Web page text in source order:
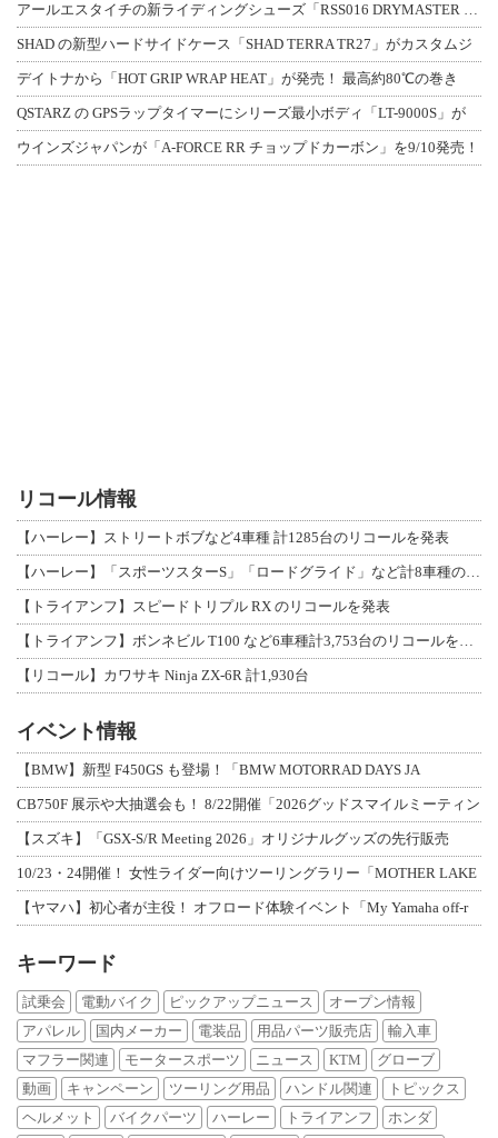
アールエスタイチの新ライディングシューズ「RSS016 DRYMASTER スト
SHAD の新型ハードサイドケース「SHAD TERRA TR27」がカスタムジ
デイトナから「HOT GRIP WRAP HEAT」が発売！ 最高約80℃の巻き
QSTARZ の GPSラップタイマーにシリーズ最小ボディ「LT-9000S」が
ウインズジャパンが「A-FORCE RR チョップドカーボン」を9/10発売！
リコール情報
【ハーレー】ストリートボブなど4車種 計1285台のリコールを発表
【ハーレー】「スポーツスターS」「ロードグライド」など計8車種のリコールを発表
【トライアンフ】スピードトリプル RX のリコールを発表
【トライアンフ】ボンネビル T100 など6車種計3,753台のリコールを発表
【リコール】カワサキ Ninja ZX-6R 計1,930台
イベント情報
【BMW】新型 F450GS も登場！「BMW MOTORRAD DAYS JA
CB750F 展示や大抽選会も！ 8/22開催「2026グッドスマイルミーティン
【スズキ】「GSX-S/R Meeting 2026」オリジナルグッズの先行販売
10/23・24開催！ 女性ライダー向けツーリングラリー「MOTHER LAKE
【ヤマハ】初心者が主役！ オフロード体験イベント「My Yamaha off-r
キーワード
試乗会 電動バイク ピックアップニュース
オープン情報
アパレル
国内メーカー 電装品 用品パーツ販売店
輸入車
マフラー関連
モータースポーツ ニュース KTM
グローブ
動画
キャンペーン ツーリング用品 ハンドル関連
トピックス
ヘルメット
バイクパーツ ハーレー トライアンフ ホンダ